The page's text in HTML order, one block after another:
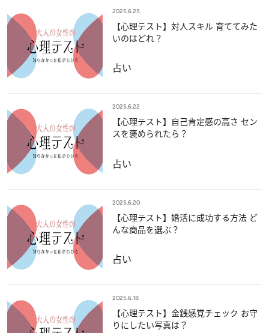
2025.6.25
【心理テスト】対人スキル 育ててみた
いのはどれ？
占い
2025.6.22
【心理テスト】自己肯定感の高さ セン
スを褒められたら？
占い
2025.6.20
【心理テスト】婚活に成功する方法 ど
んな商品を選ぶ？
占い
2025.6.18
【心理テスト】金銭感覚チェック お守
りにしたい写真は？